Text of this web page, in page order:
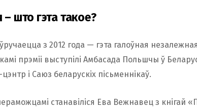
што гэта такое?
з 2012 года — гэта галоўная
прэміі выступілі Амбасада Польшчы ў
і Саюз беларускіх пісьменнікаў.
станавіліся Ева Вежнавец з кнігай